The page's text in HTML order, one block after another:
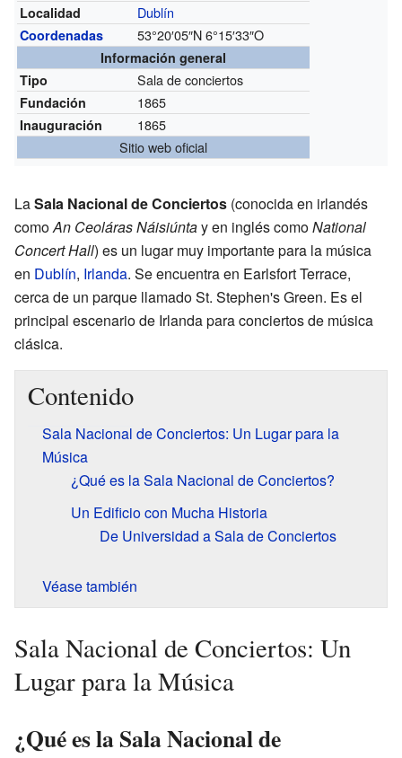
Localidad Dublín
Coordenadas 53°20′05″N6°15′33″O
Información general
Tipo
Sala de conciertos
Fundación 1865
Inauguración
1865
Sitio web oficial
LaSala Nacional de Conciertos (conocida en irlandés
comoAn Ceoláras Náisiúntay en inglés comoNational
Concert Hall) es un lugar muy importante para la música
en Dublín, Irlanda. Se encuentra en Earlsfort Terrace,
cerca de un parque llamado St. Stephen's Green. Es el
principal escenario de Irlanda para conciertos de música
clásica.
Contenido
Sala Nacional de Conciertos: Un Lugar para la
Música
¿Qué es la Sala Nacional de Conciertos?
Un Edificio con Mucha Historia
De Universidad a Sala de Conciertos
Véase también
Sala Nacional de Conciertos: Un
Lugar para la Música
¿Qué es la Sala Nacional de